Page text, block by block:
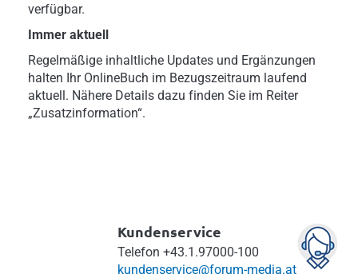
verfügbar.
Immer aktuell
Regelmäßige inhaltliche Updates und Ergänzungen
halten Ihr OnlineBuch im Bezugszeitraum laufend
aktuell. Nähere Details dazu finden Sie im Reiter
„Zusatzinformation“.
Kundenservice
Telefon +43.1.97000-100
kundenservice@forum-media.at